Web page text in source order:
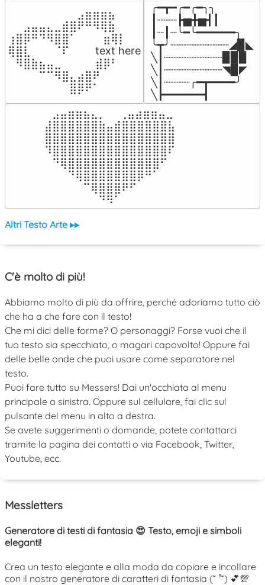
⠀⠀⠀⠀⠀⠀⠀⠀⠀⣠⣶⣶⣶⣦⠀⠀
⠀⠀⣠⣤⣤⣄⣀⣾⣿⠟⠛⠻⢿⣷⠀
⢰⣿⡿⠛⠙⠻⣿⣿⠁⠀⠀ ⠀⣶⢿⡇
⢿⣿⣇⠀⠀⠀⠈⠏⠀⠀⠀ text here
⠀⠻⣿⣷⣦⣤⣀⠀⠀⠀ ⠀⣾⡿⠃⠀
⠀⠀⠀⠀⠉⠉⠻⣿⣄⣴⣿⠟⠀⠀⠀
⠀⠀⠀⠀⠀⠀⠀⠀⣿⡿⠟⠁⠀⠀⠀
╭━┳━╭━╭━╮╮
┃┈┈┈┣▅╋▅┫┃
┃┈┃┈╰━╰━━━━━━╮
╰┳╯┈┈┈┈┈┈┈┈┈◢▉◣
╲┃┈┈┈┈┈┈┈┈┈▉▉▉
╲┃┈┈┈┈┈┈┈┈┈◥▉◤
╲┃┈┈┈┈╭━┳━━━━╯
╲┣━━━━━━┫﻿
⠀⣠⣤⣶⣶⣦⣄⡀  ⠀⢀⣤⣴⣶⣶⣤⣀⠀
⣼⣿⣿⣿⣿⣿⣿⣷⣤⣾⣿⣿⣿⣿⣿⣿⣧
⣿⣿⣿⣿⣿⣿⣿⣿⣿⣿⣿⣿⣿⣿⣿⣿⣿
⠹⣿⣿⣿⣿⣿⣿⣿⣿⣿⣿⣿⣿⣿⣿⣿⠏
⠀⠙⢿⣿⣿⣿⣿⣿⣿⣿⣿⣿⣿⣿⣿⠋⠀
⠀⠀⠀⠙⢿⣿⣿⣿⣿⣿⣿⣿⡿⠛⠁⠀⠀
⠀⠀⠀⠀⠀⠉⢿⣿⣿⣿⠟⠋⠀⠀⠀⠀⠀
⠀⠀⠀⠀⠀⠀⠀⠙⠻⠁⠀⠀⠀⠀⠀⠀⠀⠀⠀⠀⠀⠀⠀
Altri Testo Arte ▸▸
C'è molto di più!
Abbiamo molto di più da offrire, perché adoriamo tutto ciò
che ha a che fare con il testo!
Che mi dici delle forme? O personaggi? Forse vuoi che il
tuo testo sia specchiato, o magari capovolto! Oppure fai
delle belle onde che puoi usare come separatore nel
testo.
Puoi fare tutto su Messers! Dai un'occhiata al menu
principale a sinistra. Oppure sul cellulare, fai clic sul
pulsante del menu in alto a destra.
Se avete suggerimenti o domande, potete contattarci
tramite la pagina dei contatti o via Facebook, Twitter,
Youtube, ecc.
Messletters
Generatore di testi di fantasia 😍 Testo, emoji e simboli
eleganti!
Crea un testo elegante e alla moda da copiare e incollare
con il nostro generatore di caratteri di fantasia (˘ ³˘) 💕💯